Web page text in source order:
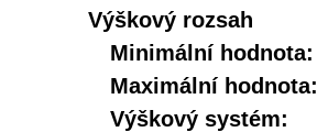
Výškový rozsah
Minimální hodnota:
Maximální hodnota:
Výškový systém: